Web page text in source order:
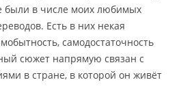
были в числе моих любимых
Есть в них некая
самодостаточность
сюжет напрямую связан с
в стране, в которой он живёт